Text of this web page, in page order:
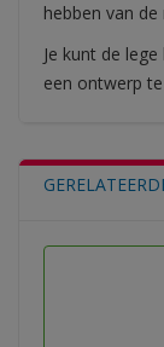
hebben van
Je kunt de
een ontwerp